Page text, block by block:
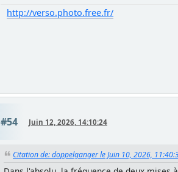
http://verso.photo.free.fr/
#54 Juin 12, 2026, 14:10:24
Citation de: doppelganger le Juin 10, 2026,